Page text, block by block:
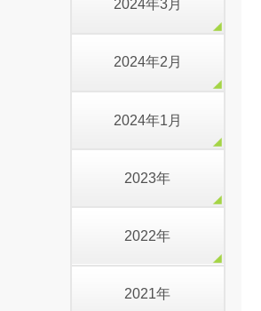
2024年3月
2024年2月
2024年1月
2023年
2022年
2021年